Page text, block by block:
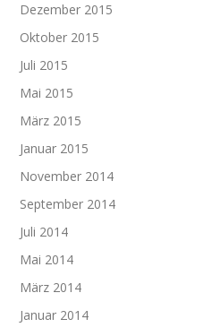
Dezember 2015
Oktober 2015
Juli 2015
Mai 2015
März 2015
Januar 2015
November 2014
September 2014
Juli 2014
Mai 2014
März 2014
Januar 2014